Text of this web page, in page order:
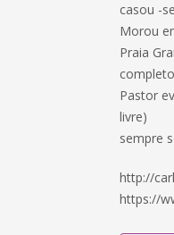
casou -
Morou
Praia
Pastor
livre)
sempre
http://
https://